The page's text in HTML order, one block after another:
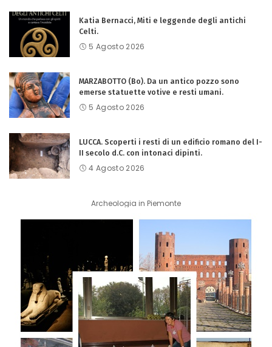
Katia Bernacci, Miti e leggende degli antichi
Celti.
5 Agosto 2026
MARZABOTTO (Bo). Da un antico pozzo sono
emerse statuette votive e resti umani.
5 Agosto 2026
LUCCA. Scoperti i resti di un edificio romano del I-
II secolo d.C. con intonaci dipinti.
4 Agosto 2026
Archeologia in Piemonte